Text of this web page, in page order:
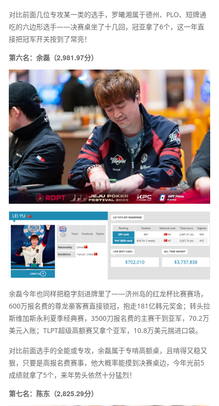
对比前面几位专攻某一类的选手，罗曦湘属于德州、PLO、短牌通
吃的六边形选手——决赛桌坐了十几回，冠亚拿了6个，这一年直
接把冠军开关按到了常亮！
第六名：余磊（2,981.97分）
余磊今年也同样把稳字刻进牌里了——济州岛的红龙杯比赛赛场，
600万报名费的尊龙豪客赛直接锁冠，抱走181亿韩元奖金；转头拉
斯维加斯永利夏季经典赛，3500刀报名费的主赛干到亚军，70.2万
美元入账；TLPT超级高额赛又拿个亚军，10.8万美元揣进口袋。
对比前面选手的全能或专攻，余磊属于专啃高额桌，且啃得又稳又
狠，只要是高报名费赛事，他大概率能摸到决赛桌边，今年光前5
成绩就拿了5个，来年势头依然十分猛烈！
第七名：陈东（2,825.29分）